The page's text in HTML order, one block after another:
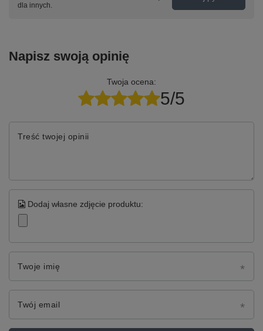
dla innych.
Napisz swoją opinię
Twoja ocena:
5/5
Treść twojej opinii
Dodaj własne zdjęcie produktu:
Twoje imię
Twój email